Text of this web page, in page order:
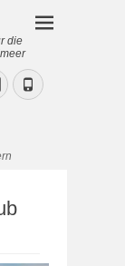
die
Instagram
Phone